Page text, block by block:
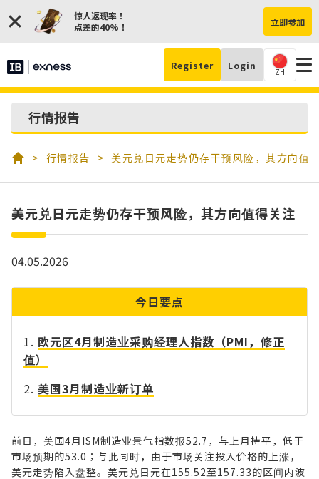
惊人返现率！
点差的40%！
立即参加
Register Login
ZH
行情报告
行情报告 美元兑日元走势仍存干预风险，其方向值
美元兑日元走势仍存干预风险，其方向值得关注
04.05.2026
今日要点
欧元区4月制造业采购经理人指数（PMI，修正
值）
美国3月制造业新订单
前日，美国4月ISM制造业景气指数报52.7，与上月持平，低于
市场预期的53.0；与此同时，由于市场关注投入价格的上涨，
美元走势陷入盘整。美元兑日元在155.52至157.33的区间内波